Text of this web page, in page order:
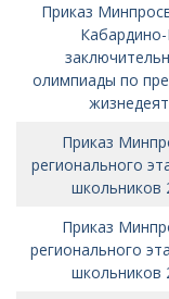
Приказ
олимпиады по
Приказ
регионального
школьников
Приказ
регионального
школьников